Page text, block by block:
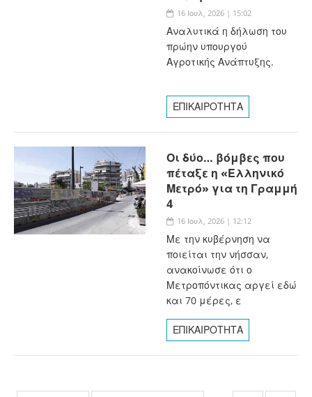
16 Ιουλ, 2026 | 15:02
Αναλυτικά η δήλωση του
πρώην υπουργού
Αγροτικής Ανάπτυξης.
ΕΠΙΚΑΙΡΟΤΗΤΑ
Οι δύο… βόμβες που
πέταξε η «Ελληνικό
Μετρό» για τη Γραμμή
4
16 Ιουλ, 2026 | 12:12
Με την κυβέρνηση να
ποιείται την νήσσαν,
ανακοίνωσε ότι ο
Μετροπόντικας αργεί εδώ
και 70 μέρες, ε
ΕΠΙΚΑΙΡΟΤΗΤΑ